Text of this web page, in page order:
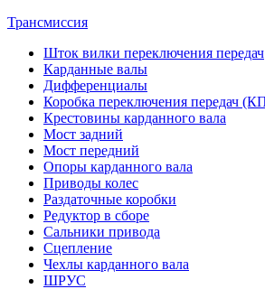
Трансмиссия
Шток вилки переключения передач
Карданные валы
Дифференциалы
Коробка переключения передач
Крестовины карданного вала
Мост задний
Мост передний
Опоры карданного вала
Приводы колес
Раздаточные коробки
Редуктор в сборе
Сальники привода
Сцепление
Чехлы карданного вала
ШРУС